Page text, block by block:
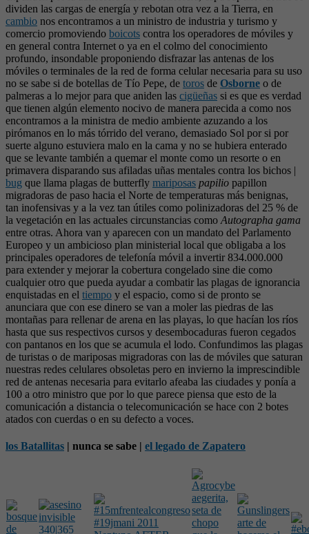
dividen las cargas de energía y rebotan otra vez a la Tierra, en
cambio nos encontramos a un ministro de industria y turismo y
comercio promoviendo boicots contra los operadores de móviles y
en general contra Internet o ya en el colmo del conocimiento
profundo, insondable proponiendo disfrazar las antenas de los
móviles o terminales de la red de forma celular necesaria para su uso
no se sabe si de botellas de Tío Pepe, de toros de Osborne o de
palmeras a lo mejor para que aniden las cigüeñas si es que es verdad
que tienen algún elemento nocivo de manera parecida a como nos
encontramos a la ministra de medio ambiente azuzando a los
pirómanos en lo más tórrido del verano, demasiado Sol por si por
suerte alguno estuviera malo en la cama y no se hubiera enterado
que se levante también a quemar el monte como un resorte o en
primavera disparando sus afiladas uñas mentales contra los bichos |
bug que llama plagas de butterfly mariposas papilio papillon
migradoras de paso hacia el Norte de temperaturas más benignas,
tan inofensivas y a la vez tan útiles como polinizadoras del 25 % de
la vegetación en las actuales circunstancias como Autographa gama
entre otras. Ahora van y aparecen con un mandato del Parlamento
Europeo y un ambicioso plan ministerial local que obligaba a los
principales operadores de telefonía móvil a invertir 834.000.000
para extender y mejorar la cobertura congelado sine die como
cualquier otro que pueda ayudar a combatir las plagas de ignorancia
enquistadas en el tiempo y el espacio, como si de pronto se
anunciara que con ese dinero se van a moler las piedras de las
montañas para rellenar de arena en las playas, lo que hacían los ríos
hasta que sus respectivos cursos y desembocaduras fueron cegados
con pantanos en los que se acumula el lodo. Confundimos las plagas
de turistas o de mariposas migradoras con las de móviles que saturan
nuestras redes celulares obsoletas pero en invierno la imprescindible
red de antenas necesaria para evitarlo afeaba las ciudades y ponía a
100 a otro ministro que por lo que parece piensa que esto de la
comunicación a distancia o telecomunicación se hace con 2 botes
atados con cuerdas o en su defecto a voces.
los Batallitas | nunca se sabe | el legado de Zapatero